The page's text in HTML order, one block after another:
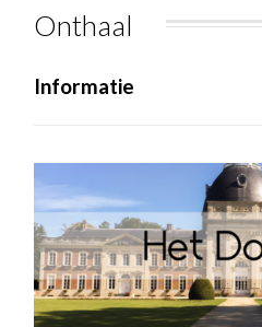
Onthaal
Informatie